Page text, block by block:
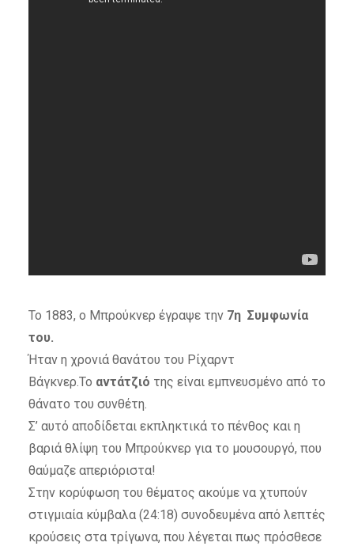
To 1883, o Mπρούκνερ έγραψε την 7η Συμφωνία
του.
Ήταν η χρονιά θανάτου του Ρίχαρντ
Βάγκνερ.Το αντάτζιό της είναι εμπνευσμένο από το
θάνατο του συνθέτη.
Σ’ αυτό αποδίδεται εκπληκτικά το πένθος και η
βαριά θλίψη του Μπρούκνερ για το μουσουργό, που
θαύμαζε απεριόριστα!
Στην κορύφωση του θέματος ακούμε να χτυπούν
στιγμιαία κύμβαλα (24:18) συνοδευμένα από λεπτές
κρούσεις στα τρίγωνα, που λέγεται πως πρόσθεσε